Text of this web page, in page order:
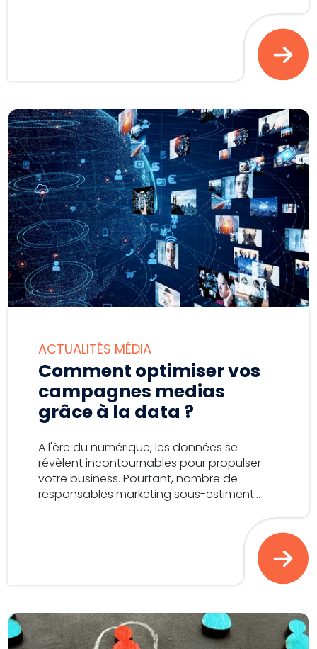
ACTUALITÉS MÉDIA
Comment optimiser vos
campagnes medias
grâce à la data ?
A l'ère du numérique, les données se
révèlent incontournables pour propulser
votre business. Pourtant, nombre de
responsables marketing sous-estiment...